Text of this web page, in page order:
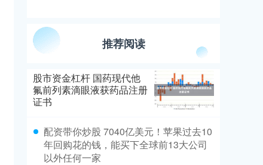
推荐阅读
股市资金杠杆 国药现代他
氟前列素滴眼液获药品注册
证书
配资带你炒股 7040亿美元！苹果过去10
年回购花的钱，能买下全球前13大公司
以外任何一家